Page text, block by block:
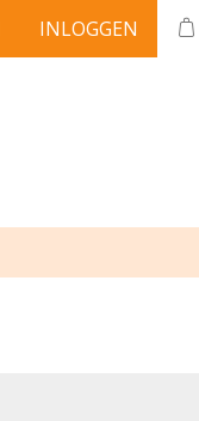
INLOGGEN